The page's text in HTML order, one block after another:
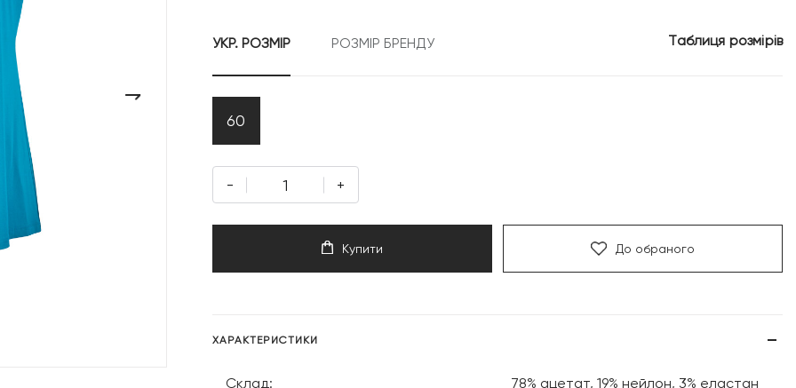
999 грн.
УКР. РОЗМІР РОЗМІР БРЕНДУ Таблиця розмірів
60
- +
Купити До обраного
ХАРАКТЕРИСТИКИ
Склад:
78% ацетат, 19% нейлон, 3% еластан